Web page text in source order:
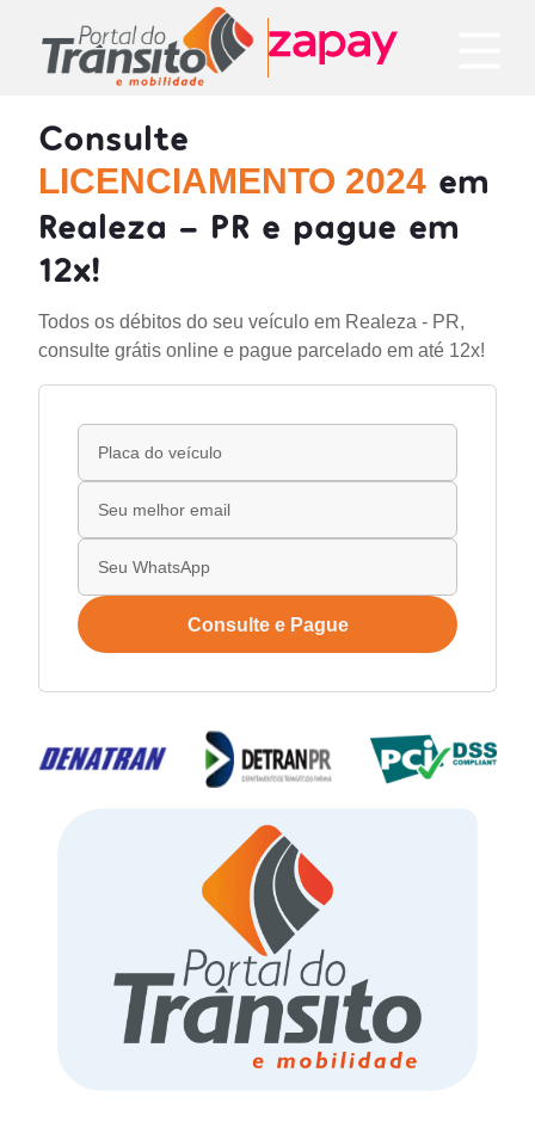
Consulte
LICENCIAMENTO 2024 em
Realeza - PR e pague em
12x!
Todos os débitos do seu veículo em Realeza - PR,
consulte grátis online e pague parcelado em até 12x!
Consulte e Pague